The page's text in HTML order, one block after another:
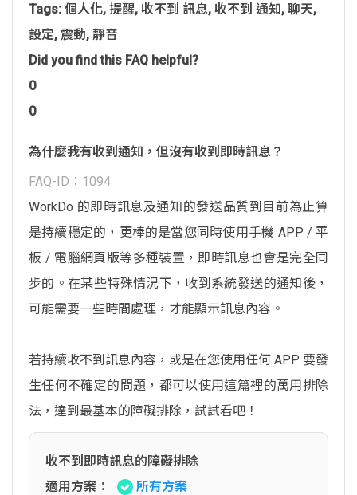
Tags: 個人化, 提醒, 收不到 訊息, 收不到 通知, 聊天,
設定, 震動, 靜音
Did you find this FAQ helpful?
0
0
為什麼我有收到通知，但沒有收到即時訊息？
FAQ-ID：1094
WorkDo 的即時訊息及通知的發送品質到目前為止算
是持續穩定的，更棒的是當您同時使用手機 APP / 平
板 / 電腦網頁版等多種裝置，即時訊息也會是完全同
步的。在某些特殊情況下，收到系統發送的通知後，
可能需要一些時間處理，才能顯示訊息內容。
若持續收不到訊息內容，或是在您使用任何 APP 要發
生任何不確定的問題，都可以使用這篇裡的萬用排除
法，達到最基本的障礙排除，試試看吧！
收不到即時訊息的障礙排除
適用方案：
所有方案